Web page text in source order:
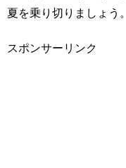
夏を乗り切りましょう。
スポンサーリンク